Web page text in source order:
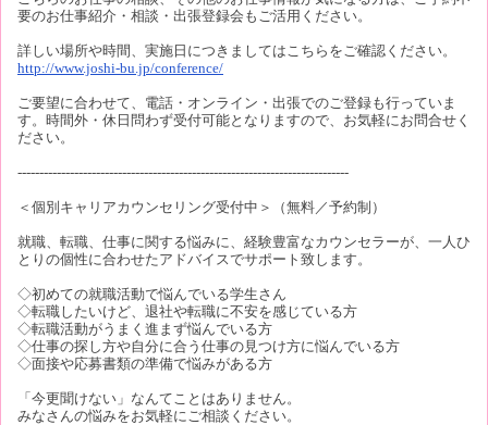
要のお仕事紹介・相談・出張登録会もご活用ください。
詳しい場所や時間、実施日につきましてはこちらをご確認ください。
http://www.joshi-bu.jp/conference/
ご要望に合わせて、電話・オンライン・出張でのご登録も行っていま
す。時間外・休日問わず受付可能となりますので、お気軽にお問合せく
ださい。
----------------------------------------------------------------------------
＜個別キャリアカウンセリング受付中＞（無料／予約制）
就職、転職、仕事に関する悩みに、経験豊富なカウンセラーが、一人ひ
とりの個性に合わせたアドバイスでサポート致します。
◇初めての就職活動で悩んでいる学生さん
◇転職したいけど、退社や転職に不安を感じている方
◇転職活動がうまく進まず悩んでいる方
◇仕事の探し方や自分に合う仕事の見つけ方に悩んでいる方
◇面接や応募書類の準備で悩みがある方
「今更聞けない」なんてことはありません。
みなさんの悩みをお気軽にご相談ください。